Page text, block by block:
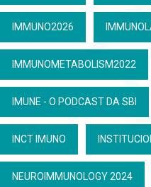
IMMUNO2026
IMMUNOMETABOLISM2022
IMUNE - O PODCAST DA SBI
INCT IMUNO
NEUROIMMUNOLOGY 2024